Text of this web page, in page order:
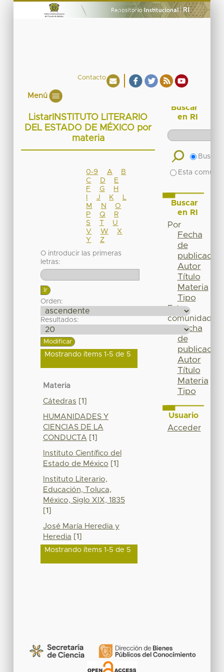
Contacto
Menú
ListarINSTITUTO LITERARIO
DEL ESTADO DE MÉXICO por
materia
0-9 A
B
C
D
E
F
G
H
J K
M
N
O
P
Q
R
S
T
U
V
W
X
Y
Z
O introducir las primeras
letras:
Orden:
Resultados:
Mostrando ítems 1-5 de 5
Materia
Cátedras [1]
HUMANIDADES Y
CIENCIAS DE LA
CONDUCTA [1]
Instituto Científico del
Estado de México [1]
Instituto Literario,
Educación, Toluca,
México, Siglo XIX, 1835
[1]
José María Heredia y
Heredia [1]
Mostrando ítems 1-5 de 5
Buscar
en RI
Buscar
Esta
Buscar
en RI
Por
Fecha
de
publicación
Autor
Título
Materia
Tipo
Esta
comunidad
Fecha
de
publicación
Autor
Título
Materia
Tipo
Usuario
Acceder